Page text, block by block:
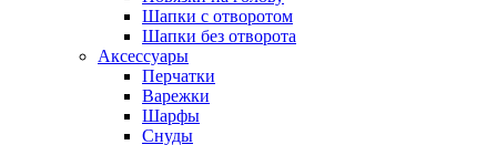
Шапки с отворотом
Шапки без отворота
Аксессуары
Перчатки
Варежки
Шарфы
Снуды